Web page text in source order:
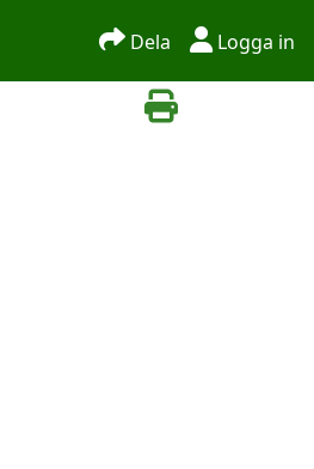
Dela Logga in